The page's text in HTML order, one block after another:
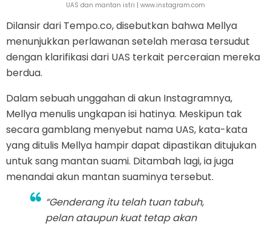
UAS dan mantan istri | www.instagram.com
Dilansir dari Tempo.co, disebutkan bahwa Mellya
menunjukkan perlawanan setelah merasa tersudut
dengan klarifikasi dari UAS terkait perceraian mereka
berdua.
Dalam sebuah unggahan di akun Instagramnya,
Mellya menulis ungkapan isi hatinya. Meskipun tak
secara gamblang menyebut nama UAS, kata-kata
yang ditulis Mellya hampir dapat dipastikan ditujukan
untuk sang mantan suami. Ditambah lagi, ia juga
menandai akun mantan suaminya tersebut.
“Genderang itu telah tuan tabuh,
pelan ataupun kuat tetap akan